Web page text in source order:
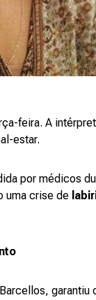
feira. A
estar.
por médicos
uma crise de
garantiu